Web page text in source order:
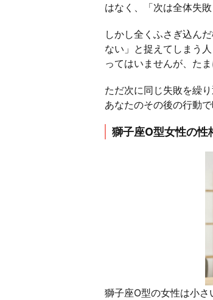
はなく、「次は全体失
しかし全くふさぎ込ん
ない」と捉えてしまう
ってはいませんが、た
ただ次に同じ失敗を繰
あなたのその後の行動
獅子座O型女性の
獅子座O型の女性は小